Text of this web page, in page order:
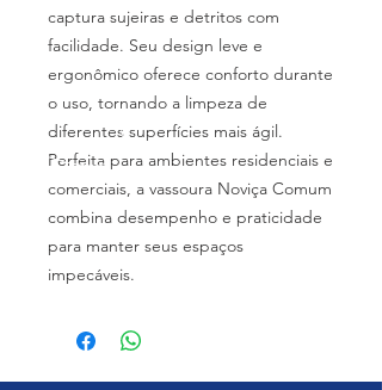
captura sujeiras e detritos com
facilidade. Seu design leve e
ergonômico oferece conforto durante
o uso, tornando a limpeza de
diferentes superfícies mais ágil.
Perfeita para ambientes residenciais e
comerciais, a vassoura Noviça Comum
combina desempenho e praticidade
para manter seus espaços
impecáveis.